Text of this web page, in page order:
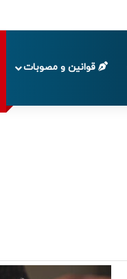
قوانین و مصوبات